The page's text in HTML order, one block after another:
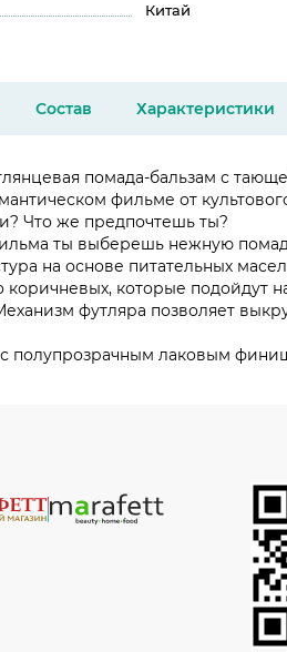
Китай
Состав Характеристики
помада-бальзам с
фильме от
Что же предпочтешь ты?
ты выберешь нежную
на основе питательных
которые подойдут
футляра позволяет
полупрозрачным лаковым